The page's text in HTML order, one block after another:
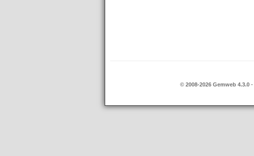
© 2008-2026 Gemweb 4.3.0 -